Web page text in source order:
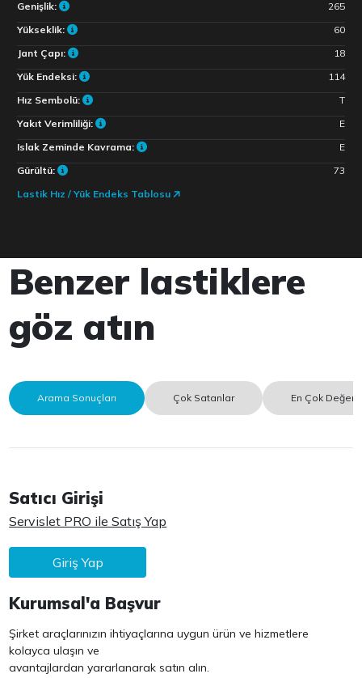
Genişlik:
265
Yükseklik:
60
Jant Çapı:
18
Yük Endeksi:
114
Hız Sembolü:
T
Yakıt Verimliliği:
E
Islak Zeminde Kavrama:
E
Gürültü:
73
Lastik Hız / Yük Endeks Tablosu
Benzer lastiklere
göz atın
Arama Sonuçları Çok Satanlar En Çok
Satıcı Girişi
Servislet PRO ile Satış Yap
Giriş Yap
Kurumsal'a Başvur
Şirket araçlarınızın ihtiyaçlarına uygun ürün ve hizmetlere
kolayca ulaşın ve
avantajlardan yararlanarak satın alın.